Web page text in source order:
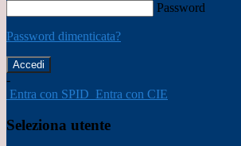
Password
Password dimenticata?
-
Entra con SPID Entra con CIE
Seleziona utente